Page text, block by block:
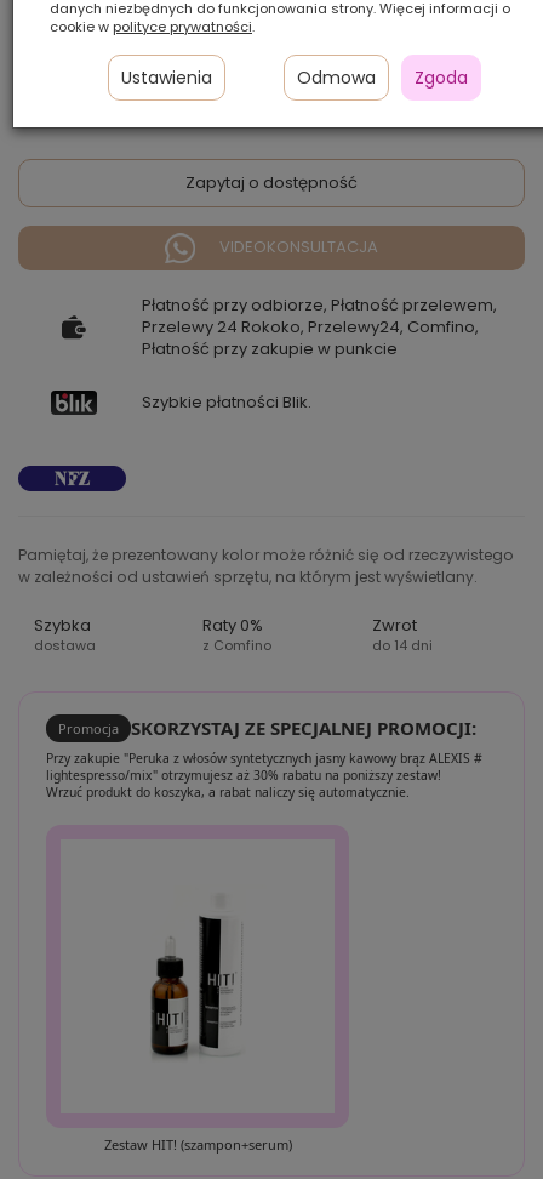
Ilość szt.:
900,00 zł
Zapytaj o dostępność
VIDEOKONSULTACJA
Płatność przy odbiorze, Płatność przelewem,
Przelewy 24 Rokoko, Przelewy24, Comfino,
Płatność przy zakupie w punkcie
Szybkie płatności Blik.
Pamiętaj, że prezentowany kolor może różnić się od rzeczywistego
w zależności od ustawień sprzętu, na którym jest wyświetlany.
Szybka
dostawa
Raty 0%
z Comfino
Zwrot
do 14 dni
Promocja SKORZYSTAJ ZE SPECJALNEJ PROMOCJI:
Przy zakupie "Peruka z włosów syntetycznych jasny kawowy brąz ALEXIS #
lightespresso/mix" otrzymujesz aż 30% rabatu na poniższy zestaw!
Wrzuć produkt do koszyka, a rabat naliczy się automatycznie.
Zestaw HIT! (szampon+serum)
danych niezbędnych do funkcjonowania strony. Więcej informacji o
cookie w polityce prywatności.
Ustawienia Odmowa Zgoda